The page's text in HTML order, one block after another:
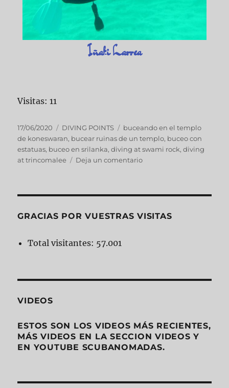
Iñaki Larrea
Visitas: 11
17/06/2020 DIVING POINTS
buceando en el templo
de koneswaran, bucear ruinas de un templo, buceo con
estatuas, buceo en srilanka,diving at swami rock,diving
at trincomalee
Deja un comentario
GRACIAS POR VUESTRAS VISITAS
Total visitantes: 57.001
VIDEOS
ESTOS SON LOS VIDEOS MÁS RECIENTES,
MÁS VIDEOS EN LA SECCION VIDEOS Y
EN YOUTUBE SCUBANOMADAS.